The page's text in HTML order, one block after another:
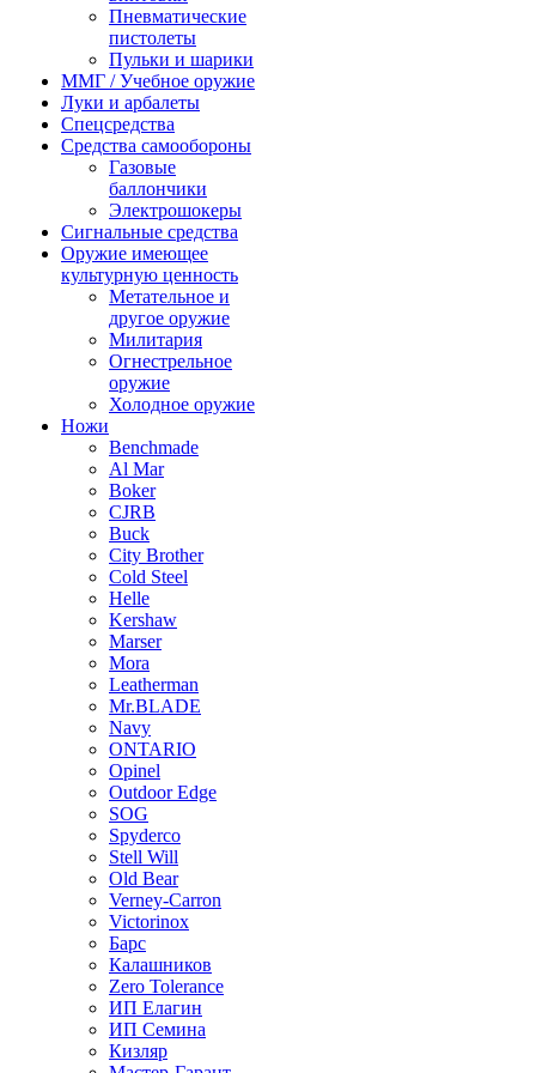
Пневматические
пистолеты
Пульки и шарики
ММГ / Учебное оружие
Луки и арбалеты
Спецсредства
Средства самообороны
Газовые
баллончики
Электрошокеры
Сигнальные средства
Оружие имеющее
культурную ценность
Метательное и
другое оружие
Милитария
Огнестрельное
оружие
Холодное оружие
Ножи
Benchmade
Al Mar
Boker
CJRB
Buck
City Brother
Cold Steel
Helle
Kershaw
Marser
Mora
Leatherman
Mr.BLADE
Navy
ONTARIO
Opinel
Outdoor Edge
SOG
Spyderco
Stell Will
Old Bear
Verney-Carron
Victorinox
Барс
Калашников
Zero Tolerance
ИП Елагин
ИП Семина
Кизляр